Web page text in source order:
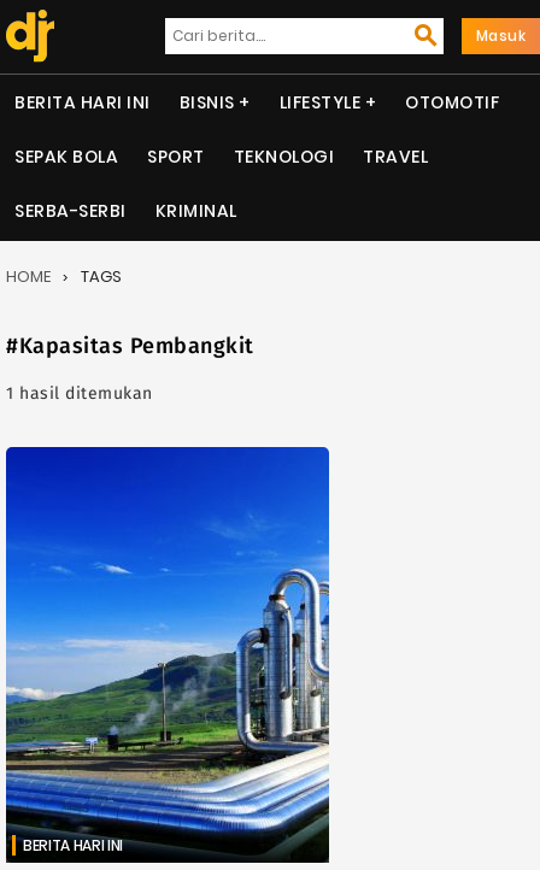
Masuk
BERITA HARI INI BISNIS LIFESTYLE OTOMOTIF
SEPAK BOLA SPORT TEKNOLOGI TRAVEL
SERBA-SERBI KRIMINAL
HOME TAGS
#Kapasitas Pembangkit
1 hasil ditemukan
BERITA HARI INI